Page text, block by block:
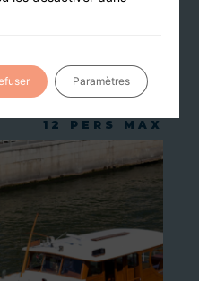
aussi
12 PERS MAX
Paramètres